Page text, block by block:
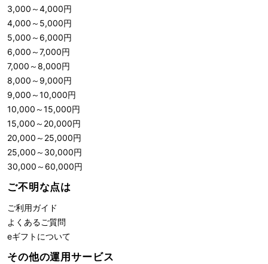
3,000 ～4,000円
4,000 ～ 5,000円
5,000 ～ 6,000円
6,000 ～7,000円
7,000 ～8,000円
8,000 ～ 9,000円
9,000 ～10,000円
10,000 ～15,000円
15,000 ～ 20,000円
20,000 ～ 25,000円
25,000 ～ 30,000円
30,000 ～ 60,000円
ご不明な点は
ご利用ガイド
よくあるご質問
eギフトについて
その他の運用サービス